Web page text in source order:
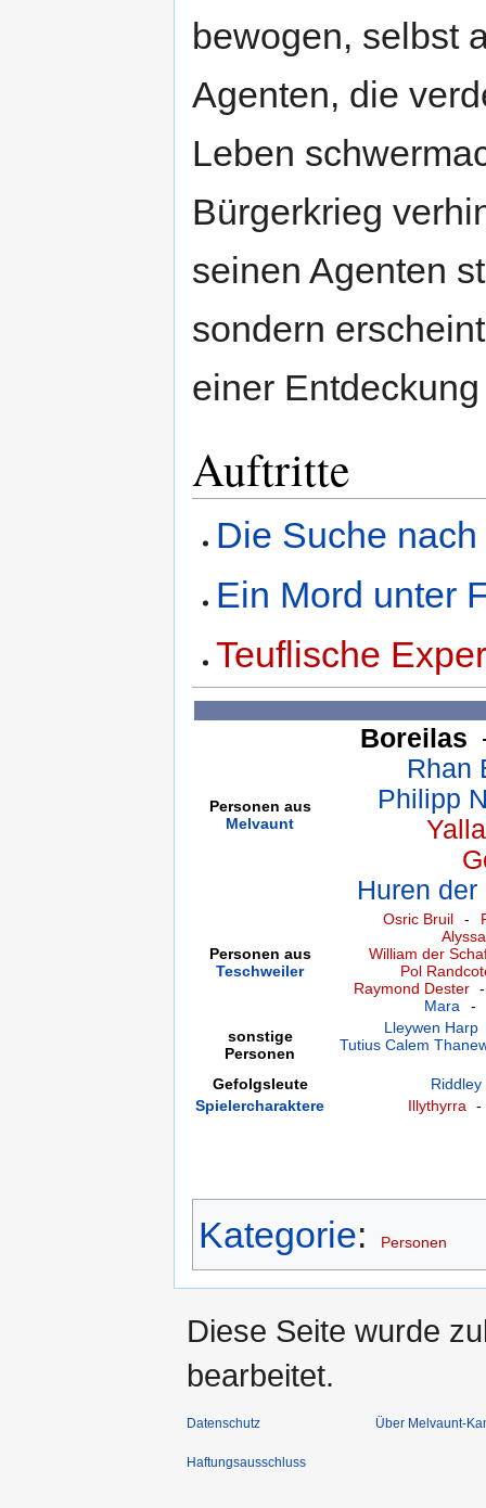
bewogen, selbst
Agenten, die
Leben
Bürgerkrieg
seinen Agenten
sondern
einer
Auftritte
Die Suche
Ein Mord unter
Teuflische
Personen aus
Melvaunt
Boreilas
Rhan
Philipp
Huren
Personen aus
Teschweiler
Osric Bruil -
William der
Pol
Raymond Dester
Mara
-
sonstige
Personen
Lleywen Harp
Tutius Calem
Gefolgsleute
Spielercharaktere
Illythyrra -
Kategorie: Personen
Diese Seite wurde
bearbeitet.
Datenschutz Über Melvaunt-
Haftungsausschluss